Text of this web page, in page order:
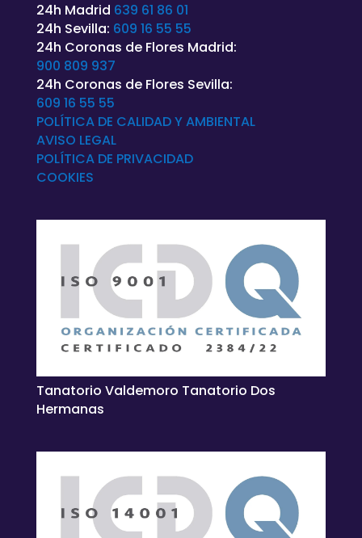
24h Madrid 639 61 86 01
24h Sevilla: 609 16 55 55
24h Coronas de Flores Madrid:
900 809 937
24h Coronas de Flores Sevilla:
609 16 55 55
POLÍTICA DE CALIDAD Y AMBIENTAL
AVISO LEGAL
POLÍTICA DE PRIVACIDAD
COOKIES
Tanatorio Valdemoro Tanatorio Dos
Hermanas